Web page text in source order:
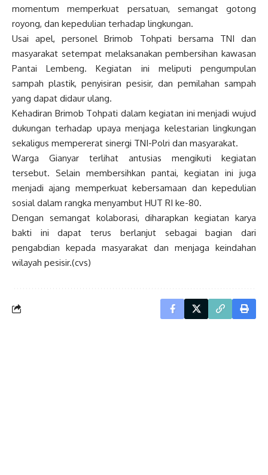
momentum memperkuat persatuan, semangat gotong
royong, dan kepedulian terhadap lingkungan.
Usai apel, personel Brimob Tohpati bersama TNI dan
masyarakat setempat melaksanakan pembersihan kawasan
Pantai Lembeng. Kegiatan ini meliputi pengumpulan
sampah plastik, penyisiran pesisir, dan pemilahan sampah
yang dapat didaur ulang.
Kehadiran Brimob Tohpati dalam kegiatan ini menjadi wujud
dukungan terhadap upaya menjaga kelestarian lingkungan
sekaligus mempererat sinergi TNI-Polri dan masyarakat.
Warga Gianyar terlihat antusias mengikuti kegiatan
tersebut. Selain membersihkan pantai, kegiatan ini juga
menjadi ajang memperkuat kebersamaan dan kepedulian
sosial dalam rangka menyambut HUT RI ke-80.
Dengan semangat kolaborasi, diharapkan kegiatan karya
bakti ini dapat terus berlanjut sebagai bagian dari
pengabdian kepada masyarakat dan menjaga keindahan
wilayah pesisir.(cvs)